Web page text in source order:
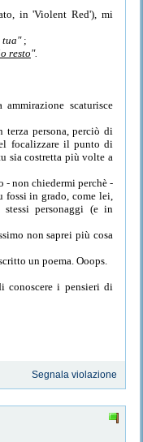
in 'Violent Red'), mi
tua" ;
resto".
scaturisce
terza persona, perciò di
focalizzare il punto di
sia costretta più volte a
- non chiedermi perchè -
fossi in grado, come lei,
personaggi (e in
non saprei più cosa
un poema. Ooops.
conoscere i pensieri di
Segnala violazione